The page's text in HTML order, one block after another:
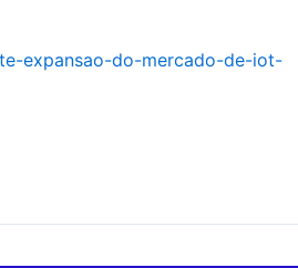
expansao-do-mercado-de-iot-